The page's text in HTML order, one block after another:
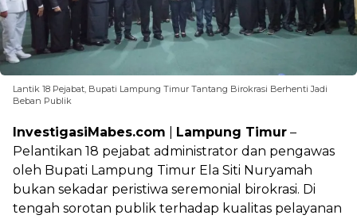
Lantik 18 Pejabat, Bupati Lampung Timur Tantang Birokrasi Berhenti Jadi
Beban Publik
InvestigasiMabes.com Lampung Timur –
Pelantikan 18 pejabat administrator dan pengawas
oleh Bupati Lampung Timur Ela Siti Nuryamah
bukan sekadar peristiwa seremonial birokrasi. Di
tengah sorotan publik terhadap kualitas pelayanan